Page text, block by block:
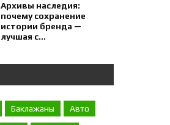
Архивы наследия:
почему сохранение
истории бренда —
лучшая с...
Баклажаны Авто